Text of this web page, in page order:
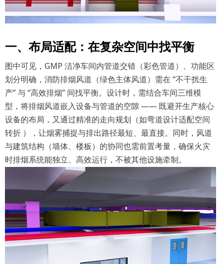
一、布局适配：在复杂空间中找平衡
图中可见， GMP 洁净车间内管道交错（彩色管道）、功能区
划分明确，消防排烟风道（绿色主体风道）需在 “不干扰生
产” 与 “高效排烟” 间找平衡。设计时，需结合车间三维模
型，将排烟风道嵌入设备与管道的空隙 —— 既避开生产核心
设备的布局，又通过精准的走向规划（如弯道设计适配空间
转折 ），让烟雾捕捉与排出路径最短、最直接。同时，风道
与建筑结构（墙体、楼板）的协同也需前置考量，确保火灾
时排烟系统能独立、高效运行，不被其他设施牵制。